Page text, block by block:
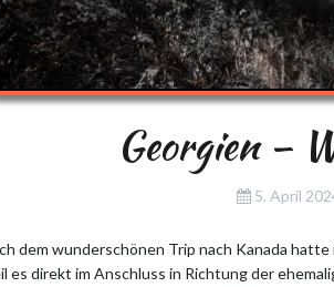
Georgien –
5. April
dem wunderschönen Trip nach Kanada
es direkt im Anschluss in Richtung der